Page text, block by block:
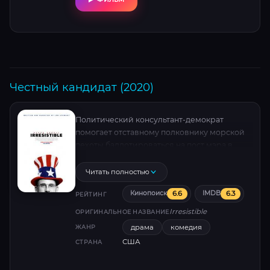
Честный кандидат (2020)
Политический консультант-демократ
помогает отставному полковнику морской
большая часть жителей придерживается
правых взглядов.
Читать полностью
РЕЙТИНГ Кинопоиск 6.6 IMDB 6.3
ОРИГИНАЛЬНОЕ НАЗВАНИЕIrresistible
ЖАНР драма комедия
СТРАНА США